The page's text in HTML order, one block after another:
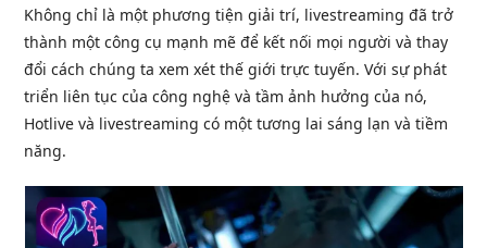
Không chỉ là một phương tiện giải trí, livestreaming đã trở
thành một công cụ mạnh mẽ để kết nối mọi người và thay
đổi cách chúng ta xem xét thế giới trực tuyến. Với sự phát
triển liên tục của công nghệ và tầm ảnh hưởng của nó,
Hotlive và livestreaming có một tương lai sáng lạn và tiềm
năng.